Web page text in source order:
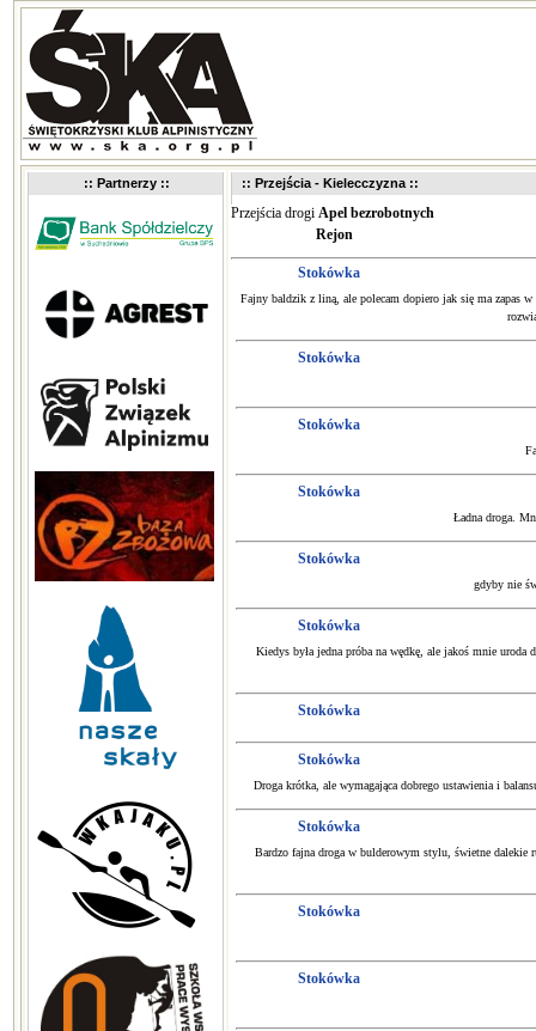
:: Partnerzy :: :: Przejścia - Kielecczyzna ::
Przejścia drogi Apel bezrobotnych
Rejon
Stokówka
Fajny baldzik z liną, ale polecam dopiero jak się ma zapas
Stokówka
Stokówka
Stokówka
Ładna droga.
Stokówka
gdyby nie
Stokówka
Kiedys była jedna próba na wędkę, ale jakoś mnie uroda
Stokówka
Stokówka
Droga krótka, ale wymagająca dobrego ustawienia i
Stokówka
Bardzo fajna droga w bulderowym stylu, świetne dalekie
Stokówka
Stokówka